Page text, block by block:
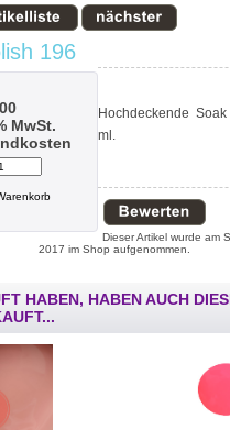
196
zzgl. 19% MwSt.
Hochdeckende Soak
ml.
Dieser Artikel wurde am
2017 im Shop aufgenommen.
HABEN, HABEN AUCH